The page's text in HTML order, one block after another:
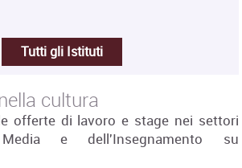
Tutti gli Istituti
nella cultura
offerte di lavoro e stage nei settori
e dell'Insegnamento su